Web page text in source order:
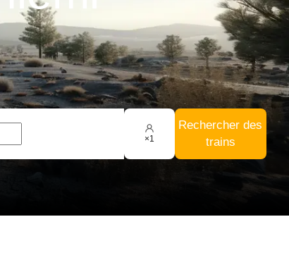
×1
Rechercher des
trains